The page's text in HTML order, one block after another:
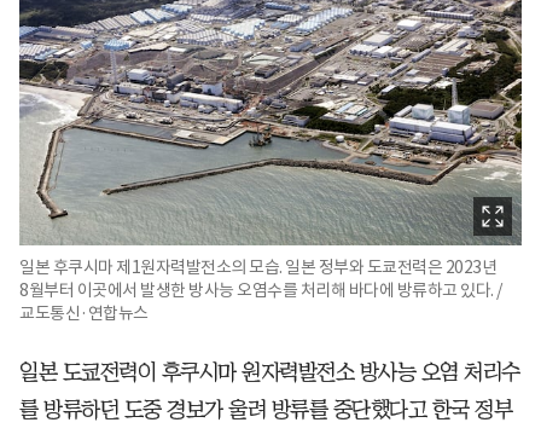
일본 후쿠시마 제1원자력발전소의 모습. 일본 정부와 도쿄전력은 2023년
8월부터 이곳에서 발생한 방사능 오염수를 처리해 바다에 방류하고 있다. /
교도통신·연합뉴스
일본 도쿄전력이 후쿠시마 원자력발전소 방사능 오염 처리수
를 방류하던 도중 경보가 울려 방류를 중단했다고 한국 정부